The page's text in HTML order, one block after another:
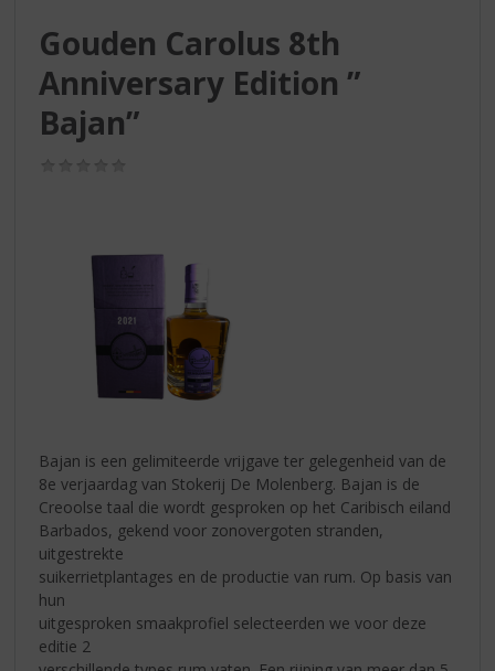
Gouden Carolus 8th
Anniversary Edition ”
Bajan”
Bajan is een gelimiteerde vrijgave ter gelegenheid van de
8e verjaardag van Stokerij De Molenberg. Bajan is de
Creoolse taal die wordt gesproken op het Caribisch eiland
Barbados, gekend voor zonovergoten stranden,
uitgestrekte
suikerrietplantages en de productie van rum. Op basis van
hun
uitgesproken smaakprofiel selecteerden we voor deze
editie 2